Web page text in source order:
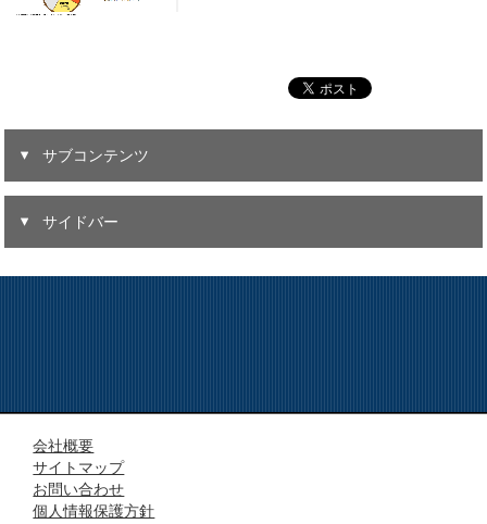
サブコンテンツ
サイドバー
会社概要
サイトマップ
お問い合わせ
個人情報保護方針